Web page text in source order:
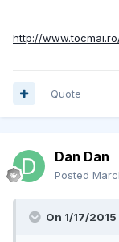
http://
Quote
Dan Dan
Posted
On 1/17/2015